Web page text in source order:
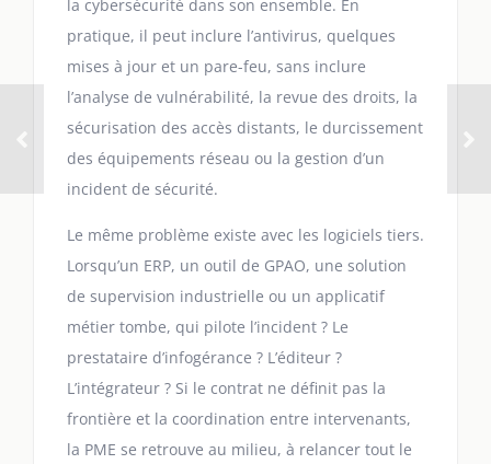
la cybersécurité dans son ensemble. En
pratique, il peut inclure l’antivirus, quelques
mises à jour et un pare-feu, sans inclure
l’analyse de vulnérabilité, la revue des droits, la
sécurisation des accès distants, le durcissement
des équipements réseau ou la gestion d’un
incident de sécurité.
Le même problème existe avec les logiciels tiers.
Lorsqu’un ERP, un outil de GPAO, une solution
de supervision industrielle ou un applicatif
métier tombe, qui pilote l’incident ? Le
prestataire d’infogérance ? L’éditeur ?
L’intégrateur ? Si le contrat ne définit pas la
frontière et la coordination entre intervenants,
la PME se retrouve au milieu, à relancer tout le